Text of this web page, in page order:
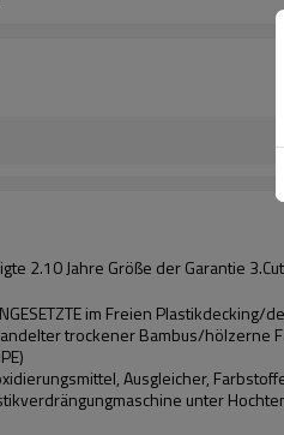
2.10 Jahre Größe der Garantie
im Freien
trockener Bambus/hölzerne
Ausgleicher,
unter